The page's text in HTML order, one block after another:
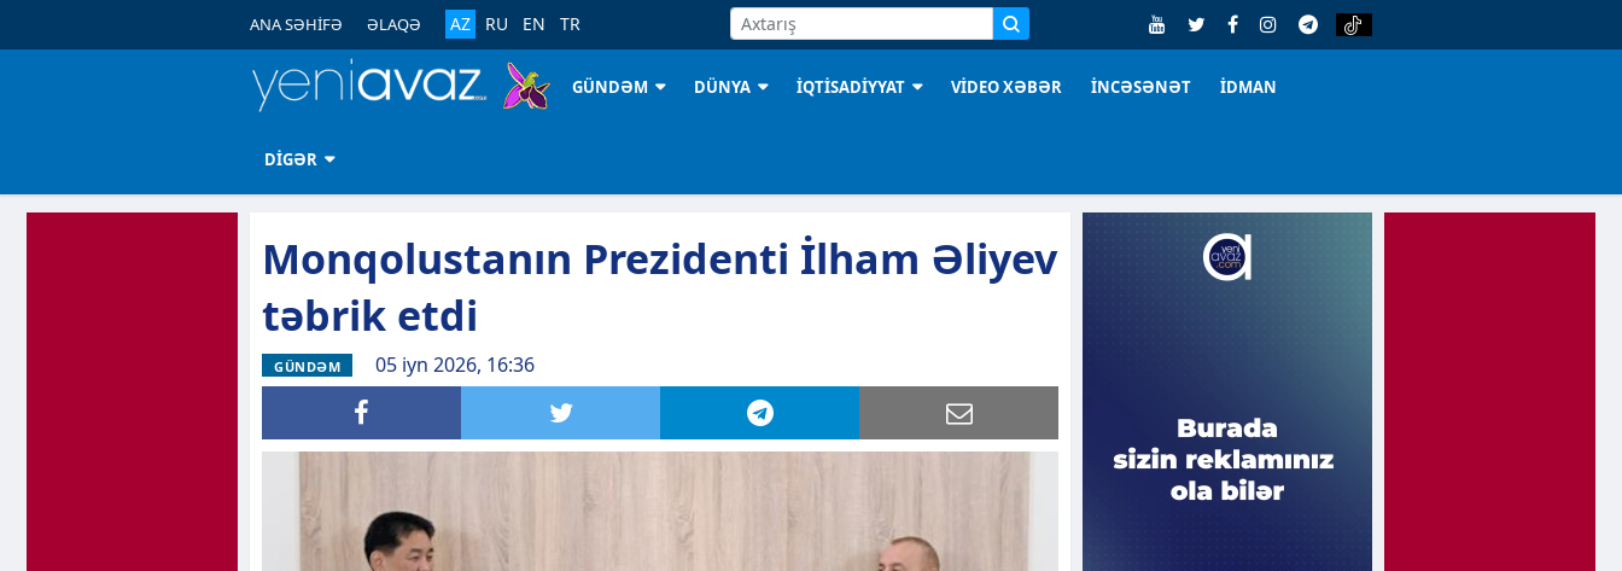
ANA SƏHİFƏ ƏLAQƏ AZ RU EN TR
GÜNDƏM DÜNYA İQTİSADİYYAT VİDEO XƏBƏR İNCƏSƏNƏT İDMAN
DİGƏR
Monqolustanın Prezidenti İlham Əliyev
təbrik etdi
GÜNDƏM 05 iyn 2026, 16:36